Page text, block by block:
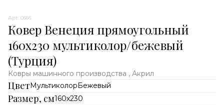
Арт. 0666
Ковер Венеция прямоугольный
160х230 мультиколор/бежевый
(Турция)
Ковры машинного производства , Акрил
ЦветМультиколорБежевый
Размер, см160х230